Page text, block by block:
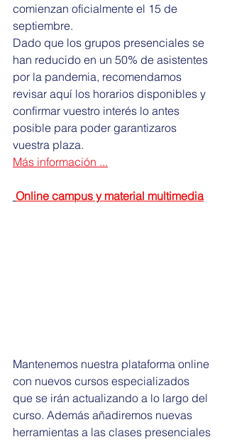
comienzan oficialmente el 15 de
septiembre.
Dado que los grupos presenciales se
han reducido en un 50% de asistentes
por la pandemia, recomendamos
revisar aquí los horarios disponibles y
confirmar vuestro interés lo antes
posible para poder garantizaros
vuestra plaza.
Más información ...
Online campus y material multimedia
Mantenemos nuestra plataforma online
con nuevos cursos especializados
que se irán actualizando a lo largo del
curso. Además añadiremos nuevas
herramientas a las clases presenciales